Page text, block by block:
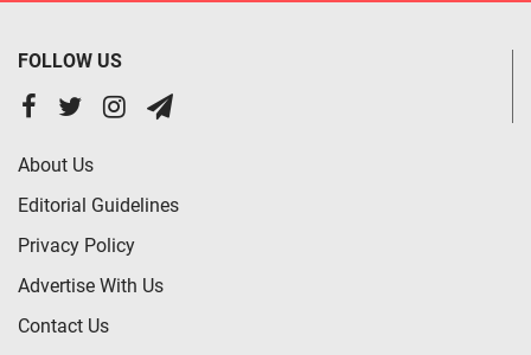
FOLLOW US
About Us
Editorial Guidelines
Privacy Policy
Advertise With Us
Contact Us